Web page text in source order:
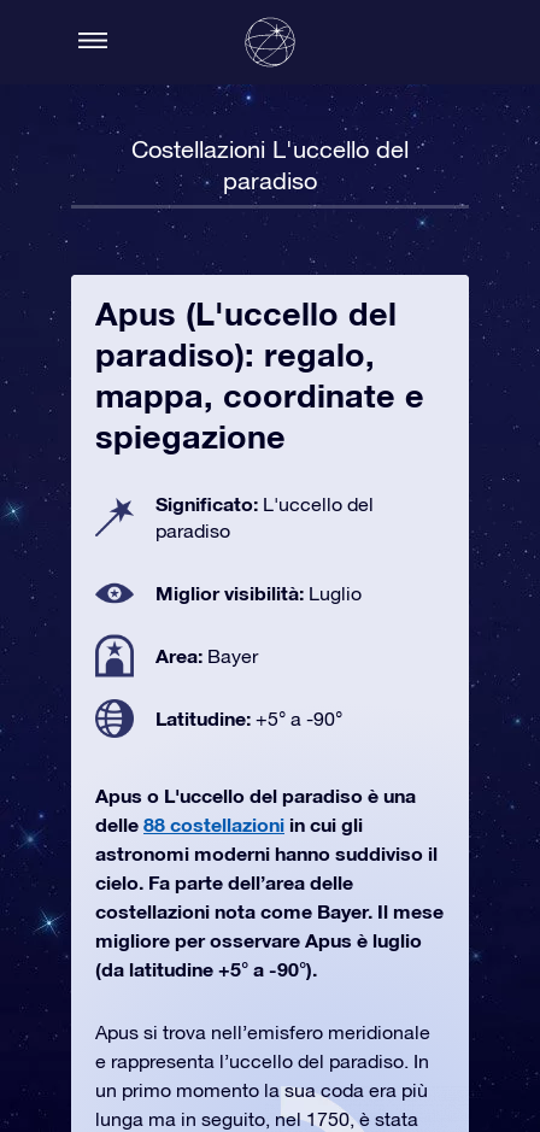
Costellazioni L'uccello del
paradiso
Apus (L'uccello del
paradiso): regalo,
mappa, coordinate e
spiegazione
Significato: L'uccello del
paradiso
Miglior visibilità: Luglio
Area: Bayer
Latitudine: +5° a -90°
Apus o L'uccello del paradiso è una
delle 88 costellazioni in cui gli
astronomi moderni hanno suddiviso il
cielo. Fa parte dell’area delle
costellazioni nota come Bayer. Il mese
migliore per osservare Apus è luglio
(da latitudine +5° a -90°).
Apus si trova nell’emisfero meridionale
e rappresenta l’uccello del paradiso. In
un primo momento la sua coda era più
lunga ma in seguito, nel 1750, è stata